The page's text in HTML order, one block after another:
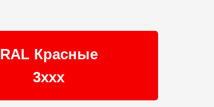
RAL Красные
3ххх